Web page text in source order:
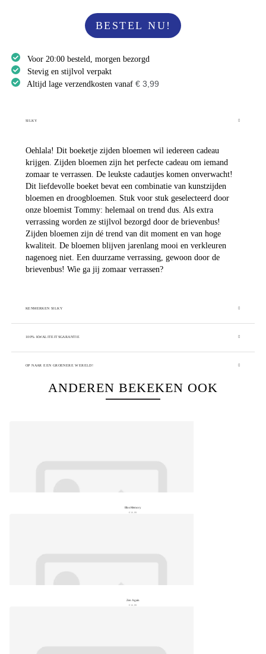
BESTEL NU!
Voor 20:00 besteld, morgen bezorgd
Stevig en stijlvol verpakt
Altijd lage verzendkosten vanaf € 3,99
SILKY
Oehlala! Dit boeketje zijden bloemen wil iedereen cadeau
krijgen. Zijden bloemen zijn het perfecte cadeau om iemand
zomaar te verrassen. De leukste cadautjes komen onverwacht!
Dit liefdevolle boeket bevat een combinatie van kunstzijden
bloemen en droogbloemen. Stuk voor stuk geselecteerd door
onze bloemist Tommy: helemaal on trend dus. Als extra
verrassing worden ze stijlvol bezorgd door de brievenbus!
Zijden bloemen zijn dé trend van dit moment en van hoge
kwaliteit. De bloemen blijven jarenlang mooi en verkleuren
nagenoeg niet. Een duurzame verrassing, gewoon door de
brievenbus! Wie ga jij zomaar verrassen?
KENMERKEN SILKY
100% KWALITEITSGARANTIE
OP NAAR EEN GROENERE WERELD!
ANDEREN BEKEKEN OOK
BlooMemory
€ 16,99
Zen Again
€ 16,99